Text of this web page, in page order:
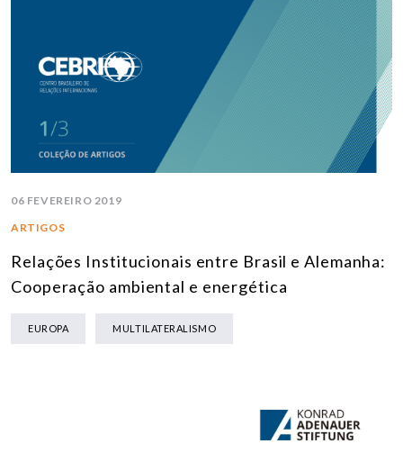
06 FEVEREIRO 2019
ARTIGOS
Relações Institucionais entre Brasil e Alemanha:
Cooperação ambiental e energética
EUROPA MULTILATERALISMO